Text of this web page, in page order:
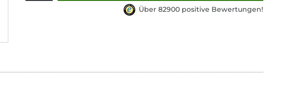
Über 82900 positive Bewertungen!